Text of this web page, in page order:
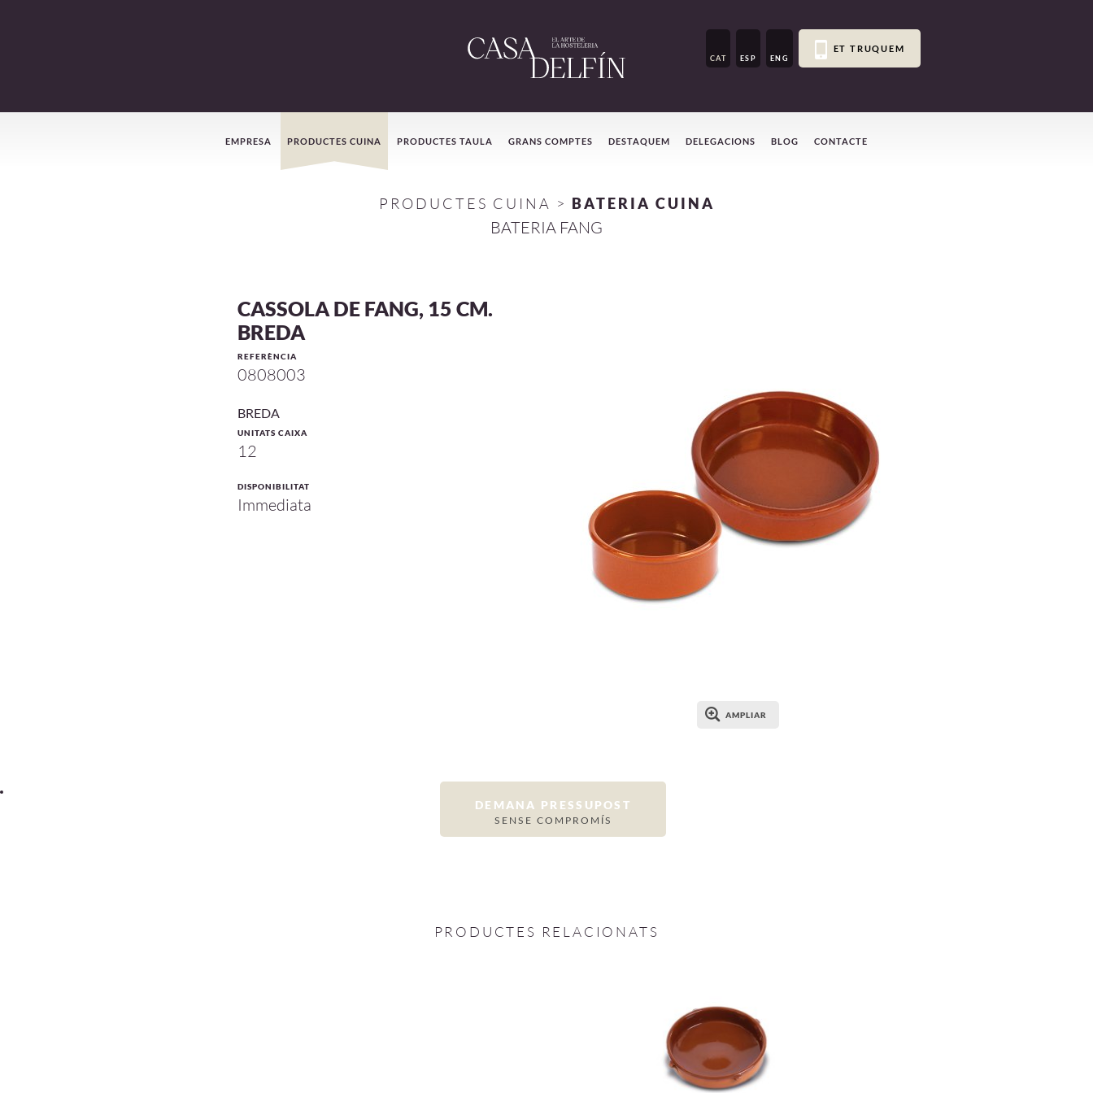
CAT ESP ENG
ET TRUQUEM
MenúEMPRESA PRODUCTES CUINA PRODUCTES TAULA GRANS COMPTES DESTAQUEM DELEGACIONS BLOG CONTACTE
PRODUCTES CUINA > BATERIA CUINA
BATERIA FANG
CASSOLA DE FANG, 15 CM.
BREDA
REFERÈNCIA
0808003
BREDA
UNITATS CAIXA
12
DISPONIBILITAT
Immediata
AMPLIAR
DEMANA PRESSUPOST
SENSE COMPROMÍS
PRODUCTES RELACIONATS